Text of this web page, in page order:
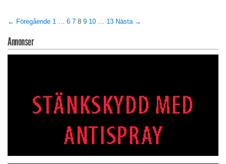
← Föregående 1 … 6 7 8 9 10 … 13 Nästa →
Annonser